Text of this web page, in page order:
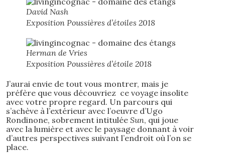
David Nash
Exposition Poussières d’étoiles 2018
Herman de Vries
Exposition Poussières d’étoile 2018
J’aurai envie de tout vous montrer, mais je
préfère que vous découvriez ce voyage insolite
avec votre propre regard. Un parcours qui
s’achève à l’extérieur avec l’oeuvre d’Ugo
Rondinone, sobrement intituléeSun, qui joue
avec la lumière et avec le paysage donnant à voir
d’autres perspectives suivant l’endroit où l’on se
place.